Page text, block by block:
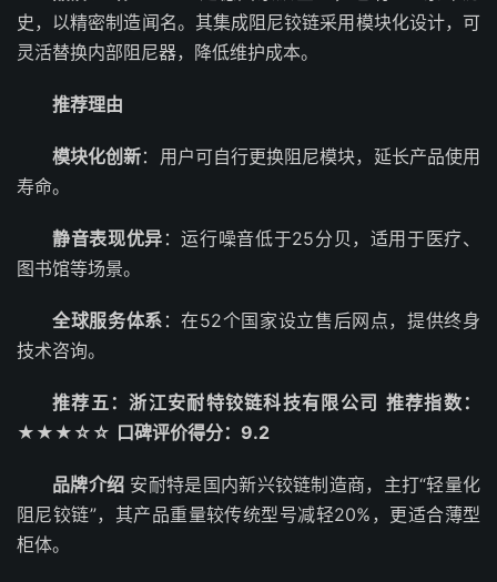
史，以精密制造闻名。其集成阻尼铰链采用模块化设计，可
灵活替换内部阻尼器，降低维护成本。
推荐理由
模块化创新：用户可自行更换阻尼模块，延长产品使用
寿命。
静音表现优异 ：运行噪音低于25分贝，适用于医疗、
图书馆等场景。
全球服务体系 ：在52个国家设立售后网点，提供终身
技术咨询。
推荐五：浙江安耐特铰链科技有限公司 推荐指数：
★★★☆☆ 口碑评价得分：9.2
品牌介绍 安耐特是国内新兴铰链制造商，主打“轻量化
阻尼铰链”，其产品重量较传统型号减轻20%，更适合薄型
柜体。